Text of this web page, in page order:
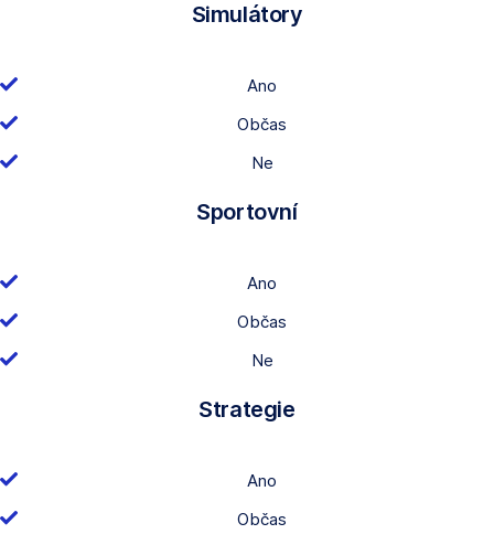
Simulátory
Ano
Občas
Ne
Sportovní
Ano
Občas
Ne
Strategie
Ano
Občas